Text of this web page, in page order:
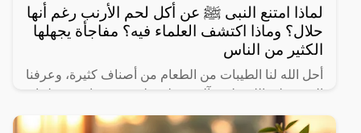
لماذا امتنع النبى ﷺ عن أكل لحم الأرنب رغم أنها
حلال؟ وماذا اكتشف العلماء فيه؟ مفاجأة يجهلها
الكثير من الناس
أحل الله لنا الطيبات من الطعام من أصناف كثيرة، وعرفنا
النبي صلى الله عليه وآله وسـلم على بعض ما حرم علينا،
ولكن يثير البعض من حين لآخر بعض المعلومات الغير